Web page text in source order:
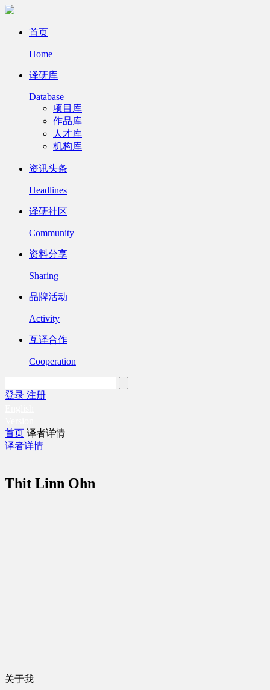
首页
Home
译研库
Database
项目库
作品库
人才库
机构库
资讯头条
Headlines
译研社区
Community
资料分享
Sharing
品牌活动
Activity
互译合作
Cooperation
登录 注册
首页 译者详情
译者详情
Thit Linn Ohn
关于我